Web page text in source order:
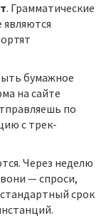
. Грамматические
бумажное
на сайте
по
с трек-
Через неделю
— спроси,
срок